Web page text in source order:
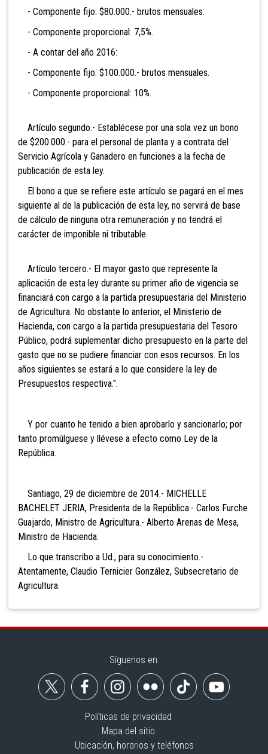
- Componente fijo: $80.000.- brutos mensuales.
- Componente proporcional: 7,5%.
- A contar del año 2016:
- Componente fijo: $100.000.- brutos mensuales.
- Componente proporcional: 10%.
Artículo segundo.- Establécese por una sola vez un bono
de $200.000.- para el personal de planta y a contrata del
Servicio Agrícola y Ganadero en funciones a la fecha de
publicación de esta ley.
El bono a que se refiere este artículo se pagará en el mes
siguiente al de la publicación de esta ley, no servirá de base
de cálculo de ninguna otra remuneración y no tendrá el
carácter de imponible ni tributable.
Artículo tercero.- El mayor gasto que represente la
aplicación de esta ley durante su primer año de vigencia se
financiará con cargo a la partida presupuestaria del Ministerio
de Agricultura. No obstante lo anterior, el Ministerio de
Hacienda, con cargo a la partida presupuestaria del Tesoro
Público, podrá suplementar dicho presupuesto en la parte del
gasto que no se pudiere financiar con esos recursos. En los
años siguientes se estará a lo que considere la ley de
Presupuestos respectiva.".
Y por cuanto he tenido a bien aprobarlo y sancionarlo; por
tanto promúlguese y llévese a efecto como Ley de la
República.
Santiago, 29 de diciembre de 2014.- MICHELLE
BACHELET JERIA, Presidenta de la República.- Carlos Furche
Guajardo, Ministro de Agricultura.- Alberto Arenas de Mesa,
Ministro de Hacienda.
Lo que transcribo a Ud., para su conocimiento.-
Atentamente, Claudio Ternicier González, Subsecretario de
Agricultura.
Síguenos en:
Políticas de privacidad
Mapa del sitio
Ubicación, horarios y teléfonos